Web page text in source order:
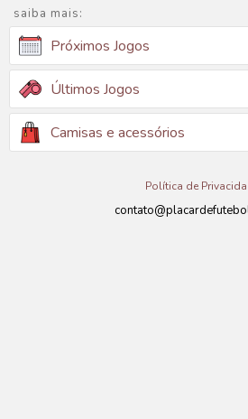
saiba mais:
Próximos Jogos
Últimos Jogos
Camisas e acessórios
Política de